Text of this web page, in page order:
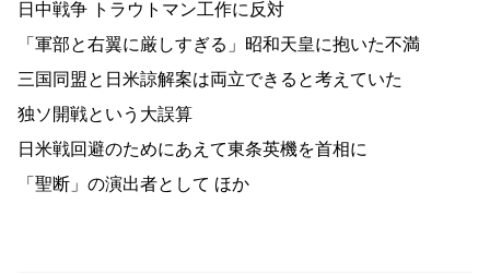
日中戦争 トラウトマン工作に反対
「軍部と右翼に厳しすぎる」昭和天皇に抱いた不満
三国同盟と日米諒解案は両立できると考えていた
独ソ開戦という大誤算
日米戦回避のためにあえて東条英機を首相に
「聖断」の演出者として ほか